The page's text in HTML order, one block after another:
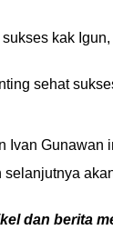
kak
sehat
Ivan Gunawan
selanjutnya
dan berita